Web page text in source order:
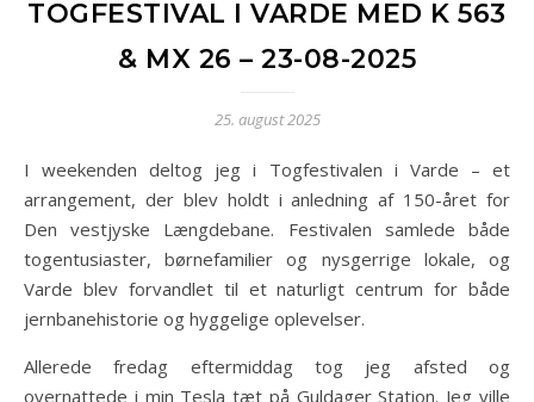
TOGFESTIVAL I VARDE MED K 563
& MX 26 – 23-08-2025
25. august 2025
I weekenden deltog jeg i Togfestivalen i Varde – et
arrangement, der blev holdt i anledning af 150-året for
Den vestjyske Længdebane. Festivalen samlede både
togentusiaster, børnefamilier og nysgerrige lokale, og
Varde blev forvandlet til et naturligt centrum for både
jernbanehistorie og hyggelige oplevelser.
Allerede fredag eftermiddag tog jeg afsted og
overnattede i min Tesla tæt på Guldager Station. Jeg ville